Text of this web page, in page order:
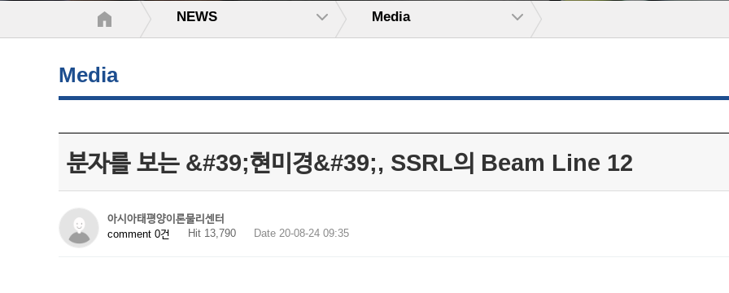
NEWS Media
Media
분자를 보는 &#39;현미경&#39;, SSRL의 Beam Line 12
아시아태평양이론물리센터
comment 0건
Hit 13,790 Date 20-08-24 09:35